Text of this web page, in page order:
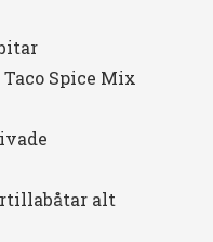
Spice Mix
alt